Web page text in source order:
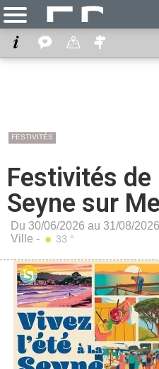
FESTIVITÉS
Festivités de
Seyne sur
Du 30/06/2026 au 31/08/
Ville - 33 °